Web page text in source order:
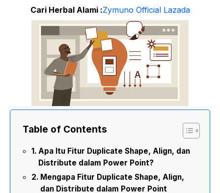
Cari Herbal Alami :Zymuno Official Lazada
Table of Contents
Apa Itu Fitur Duplicate Shape, Align, dan
Distribute dalam Power Point?
Mengapa Fitur Duplicate Shape, Align,
dan Distribute dalam Power Point